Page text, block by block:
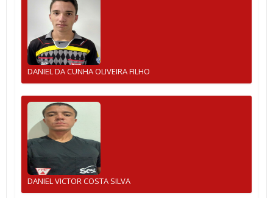
DANIEL DA CUNHA OLIVEIRA FILHO
DANIEL VICTOR COSTA SILVA